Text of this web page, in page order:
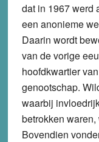
dat in 1967 werd
een anonieme
Daarin wordt
van de vorige
hoofdkwartier
genootschap.
waarbij
betrokken
Bovendien